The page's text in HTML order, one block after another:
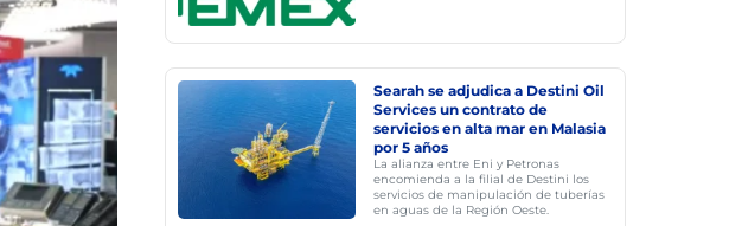
Searah se adjudica a Destini Oil
Services un contrato de
servicios en alta mar en Malasia
por 5 años
La alianza entre Eni y Petronas
encomienda a la filial de Destini los
servicios de manipulación de tuberías
en aguas de la Región Oeste.